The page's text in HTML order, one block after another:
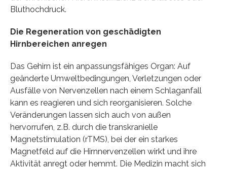
Bluthochdruck.
Die Regeneration von geschädigten
Hirnbereichen anregen
Das Gehirn ist ein anpassungsfähiges Organ: Auf
geänderte Umweltbedingungen, Verletzungen oder
Ausfälle von Nervenzellen nach einem Schlaganfall
kann es reagieren und sich reorganisieren. Solche
Veränderungen lassen sich auch von außen
hervorrufen, z.B. durch die transkranielle
Magnetstimulation (rTMS), bei der ein starkes
Magnetfeld auf die Hirnnervenzellen wirkt und ihre
Aktivität anregt oder hemmt. Die Medizin macht sich